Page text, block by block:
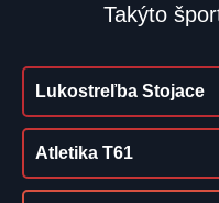
Takýto
Lukostreľba Stojace
Atletika T61